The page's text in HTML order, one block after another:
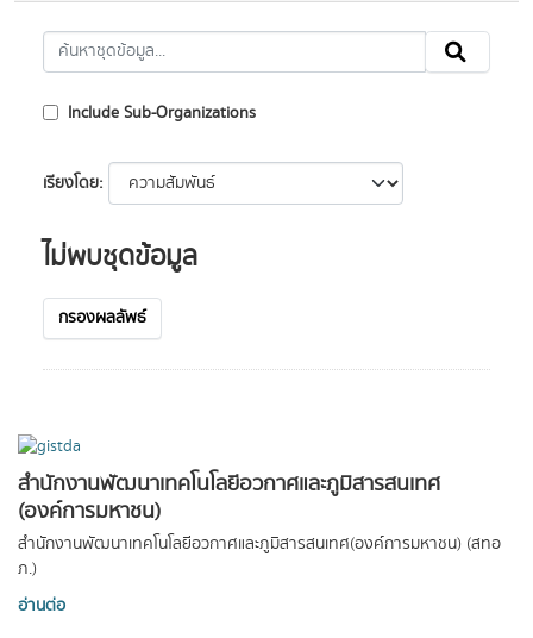
สำนักงานพัฒนาเทคโนโลยีอวกาศและภูมิสารสนเทศ
(องค์การมหาชน)
สำนักงานพัฒนาเทคโนโลยีอวกาศและภูมิสารสนเทศ(องค์การมหาชน) (สทอ
ภ.)
อ่านต่อ
Include Sub-Organizations
เรียงโดย
ไม่พบชุดข้อมูล
กรองผลลัพธ์